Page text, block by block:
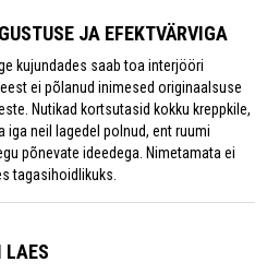
JA EFEKTVÄRVIGA
kujundades saab toa interjööri
ei põlanud inimesed originaalsuse
Nutikad kortsutasid kokku kreppkile,
iga neil lagedel polnud, ent ruumi
põnevate ideedega. Nimetamata ei
tagasihoidlikuks.
LAES